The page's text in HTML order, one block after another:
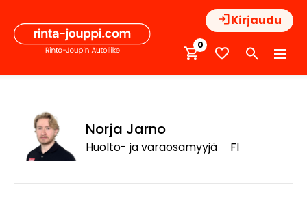
sisältöön
Kirjaudu
0
Norja Jarno
Huolto- ja varaosamyyjä FI